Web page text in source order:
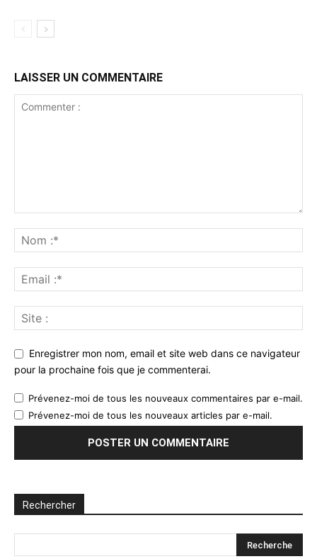
LAISSER UN COMMENTAIRE
Enregistrer mon nom, email et site web dans ce navigateur
pour la prochaine fois que je commenterai.
Prévenez-moi de tous les nouveaux commentaires par e-mail.
Prévenez-moi de tous les nouveaux articles par e-mail.
Rechercher